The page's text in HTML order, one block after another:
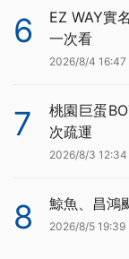
6
EZ WAY實
一次看
2026/8/4 16:47
7
桃園巨蛋
次疏運
2026/8/3 12:34
8 鯨魚、昌鴻
2026/8/5 19:39